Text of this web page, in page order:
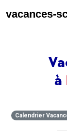
vacances-
à
Calendrier